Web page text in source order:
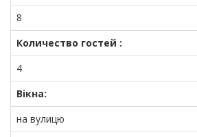
8
Количество гостей :
4
Вікна:
на вулицю